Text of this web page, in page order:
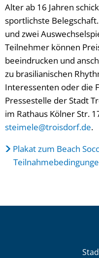
Alter ab 16 Jahren
sportlichste
und zwei
Teilnehmer können
beeindrucken und
zu brasilianischen
Interessenten oder die
Pressestelle der Stadt
im Rathaus Kölner Str.
steimele@troisdorf.de.
Plakat zum Beach